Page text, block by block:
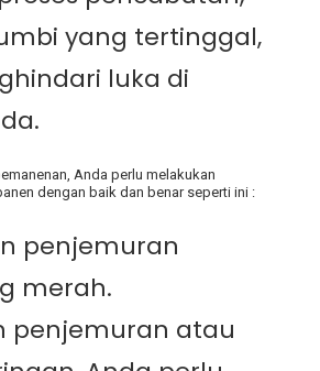
yang tertinggal,
luka di
Anda perlu melakukan
dengan baik dan benar seperti ini :
penjemuran
merah.
penjemuran atau